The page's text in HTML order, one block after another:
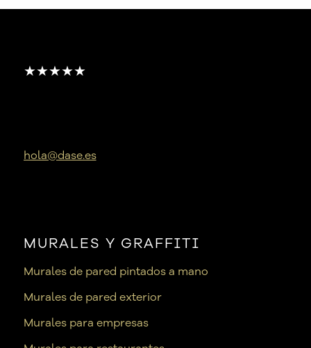
★★★★★
hola@dase.es
MURALES Y GRAFFITI
Murales de pared pintados a mano
Murales de pared exterior
Murales para empresas